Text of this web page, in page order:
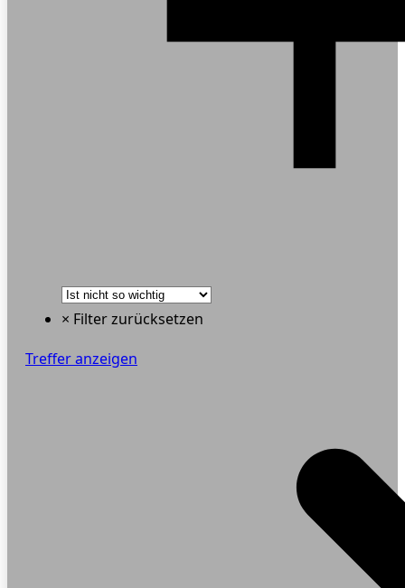
× Filter zurücksetzen
Treffer anzeigen